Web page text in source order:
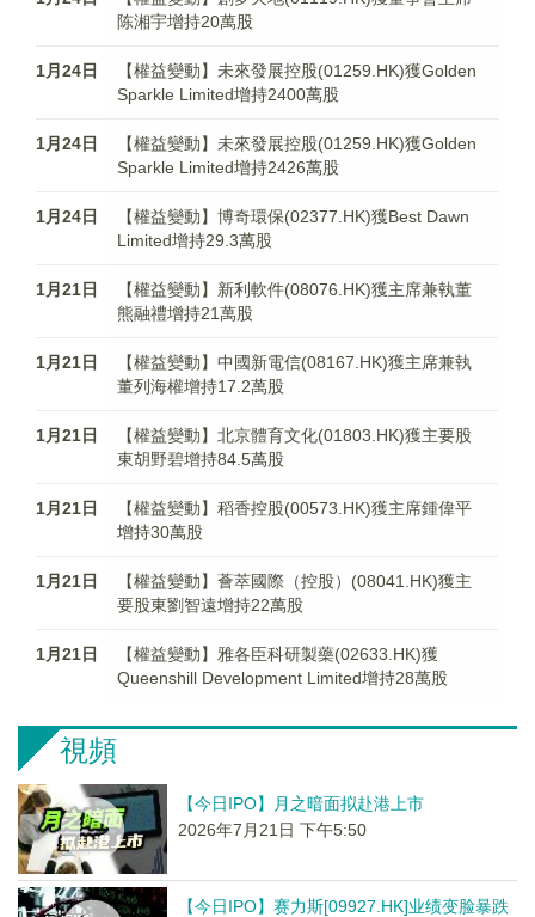
陈湘宇增持20萬股
1月24日
【權益變動】未來發展控股(01259.HK)獲Golden
Sparkle Limited增持2400萬股
1月24日
【權益變動】未來發展控股(01259.HK)獲Golden
Sparkle Limited增持2426萬股
1月24日
【權益變動】博奇環保(02377.HK)獲Best Dawn
Limited增持29.3萬股
1月21日
【權益變動】新利軟件(08076.HK)獲主席兼執董
熊融禮增持21萬股
1月21日
【權益變動】中國新電信(08167.HK)獲主席兼執
董列海權增持17.2萬股
1月21日
【權益變動】北京體育文化(01803.HK)獲主要股
東胡野碧增持84.5萬股
1月21日
【權益變動】稻香控股(00573.HK)獲主席鍾偉平
增持30萬股
1月21日
【權益變動】薈萃國際（控股）(08041.HK)獲主
要股東劉智遠增持22萬股
1月21日
【權益變動】雅各臣科研製藥(02633.HK)獲
Queenshill Development Limited增持28萬股
視頻
【今日IPO】月之暗面拟赴港上市
2026年7月21日 下午5:50
【今日IPO】赛力斯[09927.HK]业绩变脸暴跌